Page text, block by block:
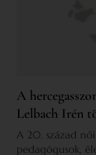
A
Lelbach Irén
A 20. század
pedagógusok,